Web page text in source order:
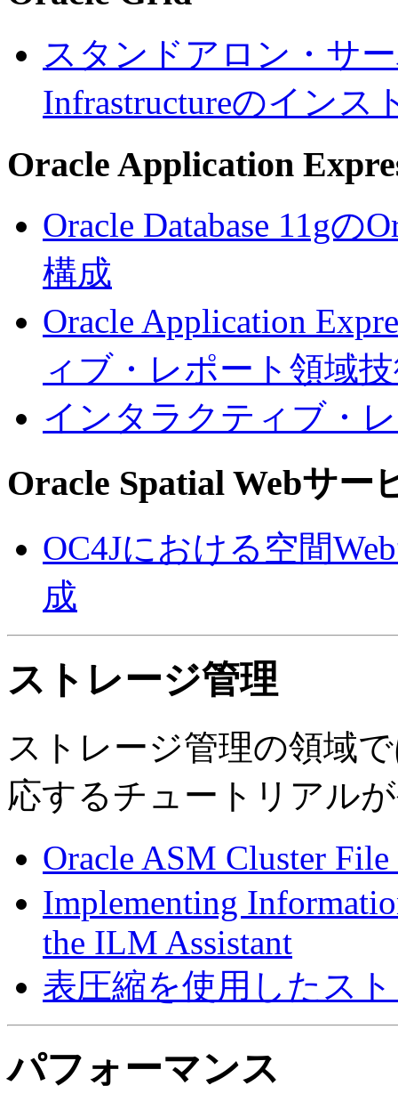
スタンドアロン・サ
Infrastructureのインス
Oracle Application
Oracle Database 11gの
構成
Oracle Application
ィブ・レポート領域
インタラクティブ・
Oracle Spatial Webサー
OC4Jにおける空間
成
ストレージ管理
ストレージ管理の領域
応するチュートリアル
Oracle ASM Cluster
Implementing
the ILM Assistant
表圧縮を使用したス
パフォーマンス